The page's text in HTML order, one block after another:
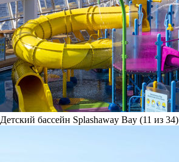
Детский бассейн Splashaway Bay (11 из 34)